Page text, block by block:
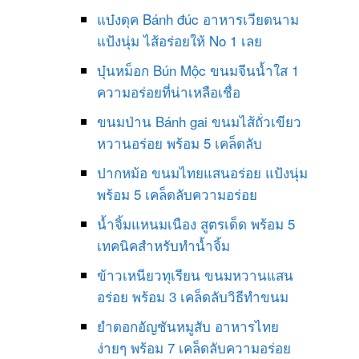
แบ๋งดุค Bánh đúc อาหารเวียดนาม
แป้งนุ่ม ไส้อร่อยให้ No 1 เลย
บุ๋นหม็อก Bún Mộc ขนมจีนน้ำใส 1
ความอร่อยที่น่าเหลือเชื่อ
ขนมป่าน Bánh gai ขนมไส้ถั่วเขียว
หวานอร่อย พร้อม 5 เคล็ดลับ
ปากหม้อ ขนมไทยแสนอร่อย แป้งนุ่ม
พร้อม 5 เคล็ดลับความอร่อย
น้ำจิ้มแหนมเนือง สูตรเด็ด พร้อม 5
เทคนิคสำหรับทำน้ำจิ้ม
ข้าวเหนียวทุเรียน ขนมหวานแสน
อร่อย พร้อม 3 เคล็ดลับวิธีทำขนม
ยำดอกอัญชันหมูสับ อาหารไทย
ง่ายๆ พร้อม 7 เคล็ดลับความอร่อย